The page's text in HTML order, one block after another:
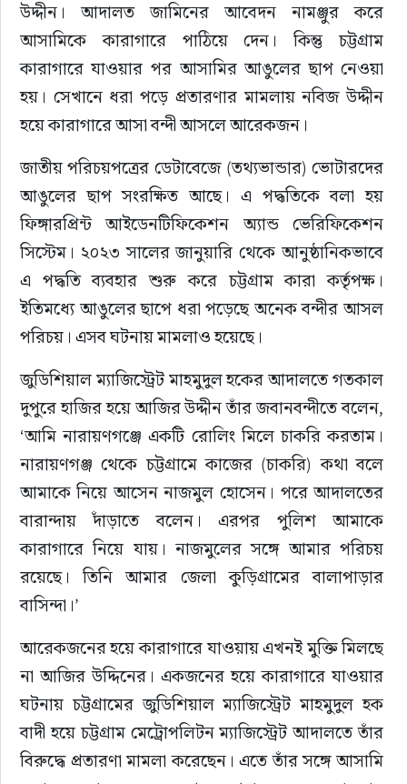
উদ্দীন। আদালত জামিনের আবেদন নামঞ্জুর করে
আসামিকে কারাগারে পাঠিয়ে দেন। কিন্তু চট্টগ্রাম
কারাগারে যাওয়ার পর আসামির আঙুলের ছাপ নেওয়া
হয়। সেখানে ধরা পড়ে প্রতারণার মামলায় নবিজ উদ্দীন
হয়ে কারাগারে আসা বন্দী আসলে আরেকজন।
জাতীয় পরিচয়পত্রের ডেটাবেজে (তথ্যভান্ডার) ভোটারদের
আঙুলের ছাপ সংরক্ষিত আছে। এ পদ্ধতিকে বলা হয়
ফিঙ্গারপ্রিন্ট আইডেনটিফিকেশন অ্যান্ড ভেরিফিকেশন
সিস্টেম। ২০২৩ সালের জানুয়ারি থেকে আনুষ্ঠানিকভাবে
এ পদ্ধতি ব্যবহার শুরু করে চট্টগ্রাম কারা কর্তৃপক্ষ।
ইতিমধ্যে আঙুলের ছাপে ধরা পড়েছে অনেক বন্দীর আসল
পরিচয়। এসব ঘটনায় মামলাও হয়েছে।
জুডিশিয়াল ম্যাজিস্ট্রেট মাহমুদুল হকের আদালতে গতকাল
দুপুরে হাজির হয়ে আজির উদ্দীন তাঁর জবানবন্দীতে বলেন,
‘আমি নারায়ণগঞ্জে একটি রোলিং মিলে চাকরি করতাম।
নারায়ণগঞ্জ থেকে চট্টগ্রামে কাজের (চাকরি) কথা বলে
আমাকে নিয়ে আসেন নাজমুল হোসেন। পরে আদালতের
বারান্দায় দাঁড়াতে বলেন। এরপর পুলিশ আমাকে
কারাগারে নিয়ে যায়। নাজমুলের সঙ্গে আমার পরিচয়
রয়েছে। তিনি আমার জেলা কুড়িগ্রামের বালাপাড়ার
বাসিন্দা।’
আরেকজনের হয়ে কারাগারে যাওয়ায় এখনই মুক্তি মিলছে
না আজির উদ্দিনের। একজনের হয়ে কারাগারে যাওয়ার
ঘটনায় চট্টগ্রামের জুডিশিয়াল ম্যাজিস্ট্রেট মাহমুদুল হক
বাদী হয়ে চট্টগ্রাম মেট্রোপলিটন ম্যাজিস্ট্রেট আদালতে তাঁর
বিরুদ্ধে প্রতারণা মামলা করেছেন। এতে তাঁর সঙ্গে আসামি